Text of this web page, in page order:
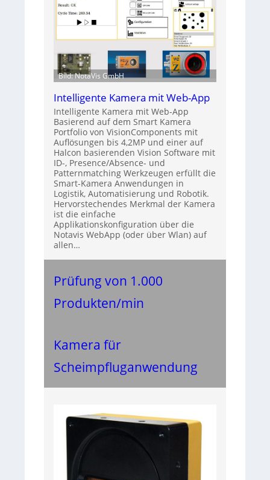
Bild: NotaVis GmbH
Intelligente Kamera mit Web-App
Intelligente Kamera mit Web-App
Basierend auf dem Smart Kamera
Portfolio von VisionComponents mit
Auflösungen bis 4,2MP und einer auf
Halcon basierenden Vision Software mit
ID-, Presence/Absence- und
Patternmatching Werkzeugen erfüllt die
Smart-Kamera Anwendungen in
Logistik, Automatisierung und Robotik.
Hervorstechendes Merkmal der Kamera
ist die einfache
Applikationskonfiguration über die
Notavis WebApp (oder über Wlan) auf
allen…
Prüfung von 1.000
Produkten/min
Kamera für
Scheimpfluganwendung